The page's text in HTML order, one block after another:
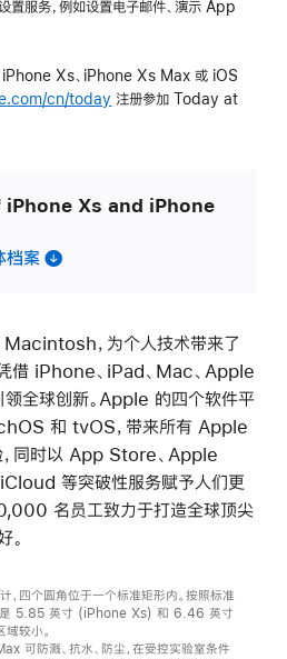
置服务，例如设置电子邮件、演示 App
iPhone Xs、iPhone Xs Max 或 iOS
cn/today 注册参加 Today at
iPhone Xs and iPhone
档案
，为个人技术带来了
借 iPhone、iPad、Mac、Apple
全球创新。Apple 的四个软件平
和 tvOS，带来所有 Apple
，同时以 App Store、Apple
等突破性服务赋予人们更
名员工致力于打造全球顶尖
。
，四个圆角位于一个标准矩形内。按照标准
是 5.85 英寸 (iPhone Xs) 和 6.46 英寸
较小。
可防溅、抗水、防尘，在受控实验室条件